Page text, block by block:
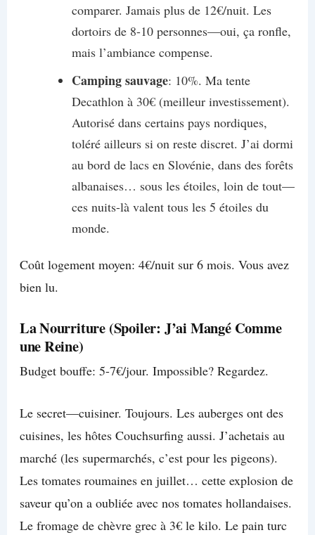
comparer. Jamais plus de 12€/nuit. Les
dortoirs de 8-10 personnes—oui, ça ronfle,
mais l’ambiance compense.
Camping sauvage: 10%. Ma tente
Decathlon à 30€ (meilleur investissement).
Autorisé dans certains pays nordiques,
toléré ailleurs si on reste discret. J’ai dormi
au bord de lacs en Slovénie, dans des forêts
albanaises… sous les étoiles, loin de tout—
ces nuits-là valent tous les 5 étoiles du
monde.
Coût logement moyen: 4€/nuit sur 6 mois. Vous avez
bien lu.
La Nourriture (Spoiler: J’ai Mangé Comme
une Reine)
Budget bouffe: 5-7€/jour. Impossible? Regardez.
Le secret—cuisiner. Toujours. Les auberges ont des
cuisines, les hôtes Couchsurfing aussi. J’achetais au
marché (les supermarchés, c’est pour les pigeons).
Les tomates roumaines en juillet… cette explosion de
saveur qu’on a oubliée avec nos tomates hollandaises.
Le fromage de chèvre grec à 3€ le kilo. Le pain turc